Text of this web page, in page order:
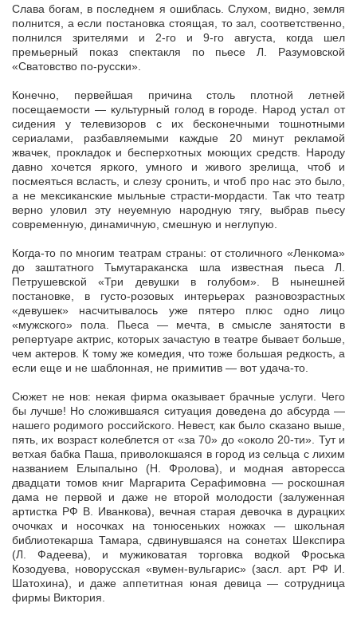
Слава богам, в последнем я ошиблась. Слухом, видно, земля
полнится, а если постановка стоящая, то зал, соответственно,
полнился зрителями и 2-го и 9-го августа, когда шел
премьерный показ спектакля по пьесе Л. Разумовской
«Сватовство по-русски».
Конечно, первейшая причина столь плотной летней
посещаемости — культурный голод в городе. Народ устал от
сидения у телевизоров с их бесконечными тошнотными
сериалами, разбавляемыми каждые 20 минут рекламой
жвачек, прокладок и бесперхотных моющих средств. Народу
давно хочется яркого, умного и живого зрелища, чтоб и
посмеяться всласть, и слезу сронить, и чтоб про нас это было,
а не мексиканские мыльные страсти-мордасти. Так что театр
верно уловил эту неуемную народную тягу, выбрав пьесу
современную, динамичную, смешную и неглупую.
Когда-то по многим театрам страны: от столичного «Ленкома»
до заштатного Тьмутараканска шла известная пьеса Л.
Петрушевской «Три девушки в голубом». В нынешней
постановке, в густо-розовых интерьерах разновозрастных
«девушек» насчитывалось уже пятеро плюс одно лицо
«мужского» пола. Пьеса — мечта, в смысле занятости в
репертуаре актрис, которых зачастую в театре бывает больше,
чем актеров. К тому же комедия, что тоже большая редкость, а
если еще и не шаблонная, не примитив — вот удача-то.
Сюжет не нов: некая фирма оказывает брачные услуги. Чего
бы лучше! Но сложившаяся ситуация доведена до абсурда —
нашего родимого российского. Невест, как было сказано выше,
пять, их возраст колеблется от «за 70» до «около 20-ти». Тут и
ветхая бабка Паша, приволокшаяся в город из сельца с лихим
названием Елыпалыно (Н. Фролова), и модная авторесса
двадцати томов книг Маргарита Серафимовна — роскошная
дама не первой и даже не второй молодости (залуженная
артистка РФ В. Иванкова), вечная старая девочка в дурацких
очочках и носочках на тонюсеньких ножках — школьная
библиотекарша Тамара, сдвинувшаяся на сонетах Шекспира
(Л. Фадеева), и мужиковатая торговка водкой Фроська
Козодуева, новорусская «вумен-вульгарис» (засл. арт. РФ И.
Шатохина), и даже аппетитная юная девица — сотрудница
фирмы Виктория.